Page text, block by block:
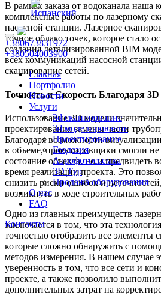
+380673831972
+380504003900
Главная
Портфолио
Новости
Услуги
3d сканирование
3d моделирование
Проектирование
Геодезия
Аэрофотосьемка
3D Тур
Продажа оборудования
О нас
FAQ
Контакты
В рамках заказа от водоканала наша
комплексные работы по лазерному
насосной станции. Лазерное
точное облако точек, которое стало
создания детализированной BIM
всех коммуникаций насосной
сканирование сетей.
Точность и Скорость Благодаря
Использование 3D модели
проектирования замены части
Благодаря возможности
в объеме, проектировщики смогли не
состояние объекта, но и предвидеть
время реализации проекта. Это
снизить риски ошибок и
возникнуть в ходе строительных
Одно из главных преимуществ
заключается в том, что эта
точностью отобразить все элементы
которые сложно обнаружить с
методов измерения. В нашем случае
уверенность в том, что все сети и
проекте, а также позволило
дополнительных затрат на